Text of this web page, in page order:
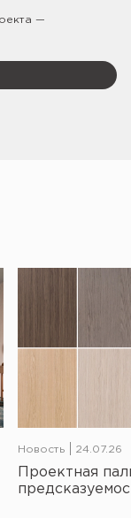
—
Новость 24.07.26
Проектная